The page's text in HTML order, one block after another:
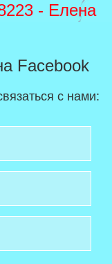
- Елена
Facebook
с нами: